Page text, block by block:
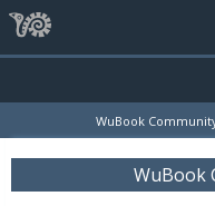
WuBook
WuBook